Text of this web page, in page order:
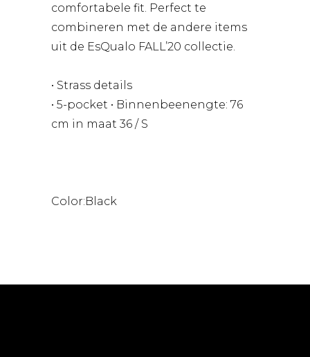
comfortabele fit. Perfect te
combineren met de andere items
uit de EsQualo FALL’20 collectie.
• Strass details
• 5-pocket • Binnenbeenengte: 76
cm in maat 36 / S
Color:Black